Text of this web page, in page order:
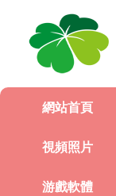
網站首頁
視頻照片
游戲軟體